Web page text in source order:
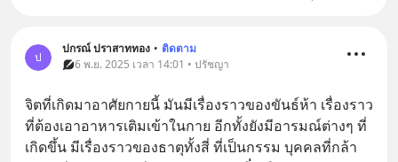
ป
ปกรณ์ ปราสาททอง • ติดตาม
6 พ.ย. 2025 เวลา 14:01 • ปรัชญา
จิตที่เกิดมาอาศัยกายนี้ มันมีเรื่องราวของขันธ์ห้า เรื่องราว
ที่ต้องเอาอาหารเติมเข้าในกาย อีกทั้งยังมีอารมณ์ต่างๆ ที่
เกิดขึ้น มีเรื่องราวของธาตุทั้งสี่ ที่เป็นกรรม บุคคลที่กล้า